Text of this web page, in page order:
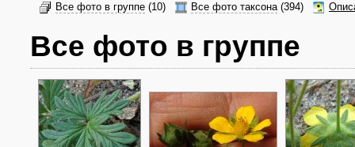
Все фото в группе (10) Все фото таксона(394)
Все фото в группе